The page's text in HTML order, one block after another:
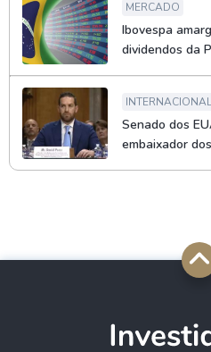
MERCADO
Ibovespa
dividendos da
INTERNACIONAL
Senado dos
embaixador